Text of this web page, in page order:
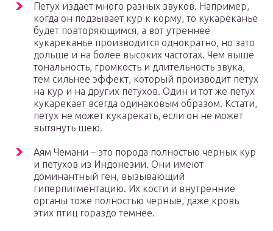
Петух издает много разных звуков. Например,
когда он подзывает кур к корму, то кукареканье
будет повторяющимся, а вот утреннее
кукареканье производится однократно, но зато
дольше и на более высоких частотах. Чем выше
тональность, громкость и длительность звука,
тем сильнее эффект, который производит петух
на кур и на других петухов. Один и тот же петух
кукарекает всегда одинаковым образом. Кстати,
петух не может кукарекать, если он не может
вытянуть шею.
Аям Чемани – это порода полностью черных кур
и петухов из Индонезии. Они имеют
доминантный ген, вызывающий
гиперпигментацию. Их кости и внутренние
органы тоже полностью черные, даже кровь
этих птиц гораздо темнее.